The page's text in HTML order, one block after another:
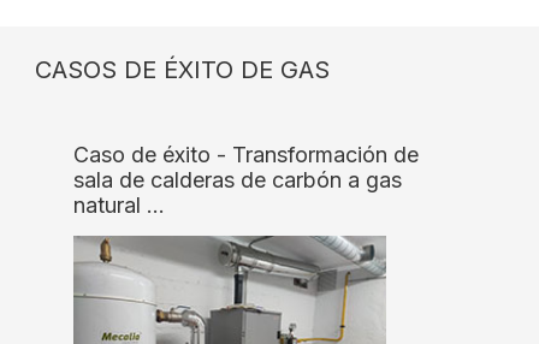
CASOS DE ÉXITO DE GAS
Caso de éxito - Transformación de
sala de calderas de carbón a gas
natural …